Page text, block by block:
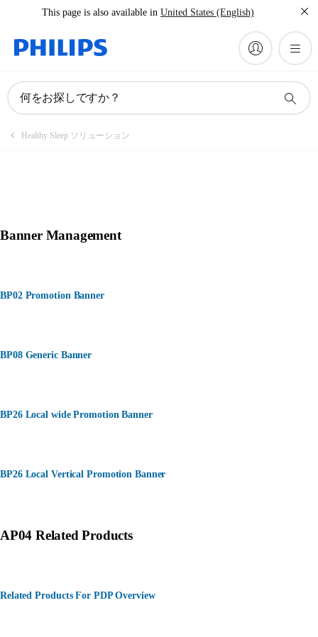
This page is also available in United States (English)
何をお探しですか？
Healthy Sleep ソリューション
Banner Management
BP02 Promotion Banner
BP08 Generic Banner
BP26 Local wide Promotion Banner
BP26 Local Vertical Promotion Banner
AP04 Related Products
Related Products For PDP Overview